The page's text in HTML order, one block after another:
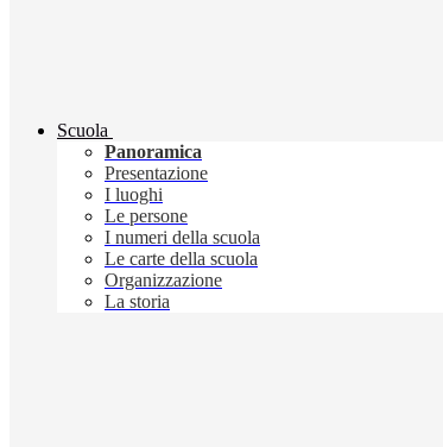
Scuola
Panoramica
Presentazione
I luoghi
Le persone
I numeri della scuola
Le carte della scuola
Organizzazione
La storia